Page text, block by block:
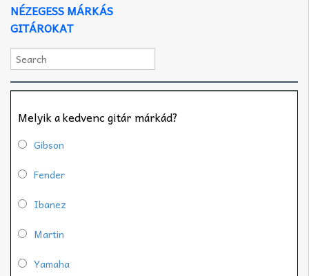
NÉZEGESS MÁRKÁS
GITÁROKAT
Melyik a kedvenc gitár márkád?
Gibson
Fender
Ibanez
Martin
Yamaha